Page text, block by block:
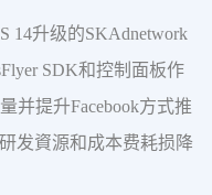
14升级的SKAdnetwork
SDK和控制面板作
并提升Facebook方式推
发資源和成本费耗损降